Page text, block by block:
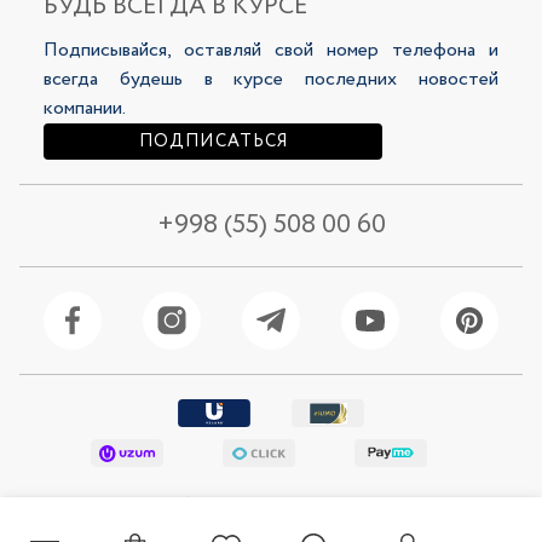
309 000 сум 123 500 сум 259 000 сум 103 500 сум
Рубашка женская 46187-4
Политика конфиденциальности
LookBooks
Подписывайся, оставляй свой номер телефона и
всегда будешь в курсе последних новостей
компании.
ПОДПИСАТЬСЯ
+998 (55) 508 00 60
© 2026 Selfie Все права защищены